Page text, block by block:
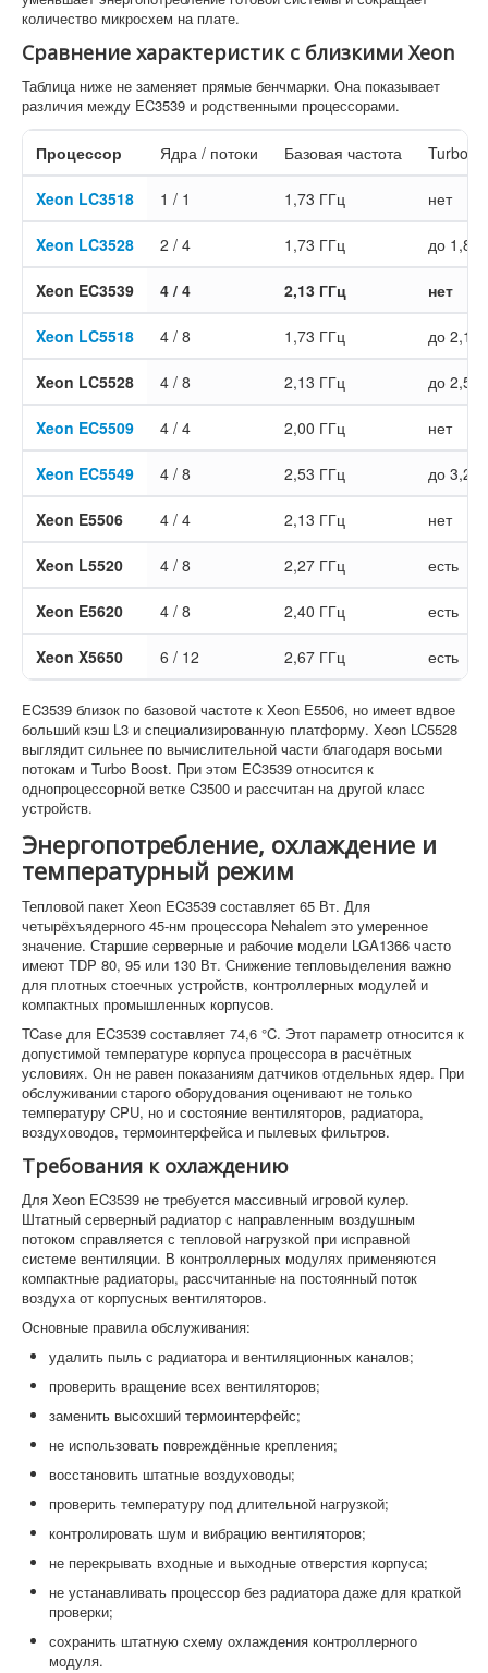
количество микросхем на плате.
Сравнение характеристик с близкими Xeon
Таблица ниже не заменяет прямые бенчмарки. Она показывает
различия между EC3539 и родственными процессорами.
Процессор Ядра / потоки Базовая частота Turbo
Xeon LC3518 1 / 1 1,73 ГГц нет
Xeon LC3528 2 / 4 1,73 ГГц до 1,87
Xeon EC3539 4 / 4 2,13 ГГц нет
Xeon LC5518 4 / 8 1,73 ГГц до 2,13
Xeon LC5528 4 / 8 2,13 ГГц до 2,53
Xeon EC5509 4 / 4 2,00 ГГц нет
Xeon EC5549 4 / 8 2,53 ГГц до 3,20
Xeon E5506 4 / 4 2,13 ГГц нет
Xeon L5520 4 / 8 2,27 ГГц есть
Xeon E5620 4 / 8 2,40 ГГц есть
Xeon X5650 6 / 12 2,67 ГГц есть
EC3539 близок по базовой частоте к Xeon E5506, но имеет вдвое
больший кэш L3 и специализированную платформу. Xeon LC5528
выглядит сильнее по вычислительной части благодаря восьми
потокам и Turbo Boost. При этом EC3539 относится к
однопроцессорной ветке C3500 и рассчитан на другой класс
устройств.
Энергопотребление, охлаждение и
температурный режим
Тепловой пакет Xeon EC3539 составляет 65 Вт. Для
четырёхъядерного 45-нм процессора Nehalem это умеренное
значение. Старшие серверные и рабочие модели LGA1366 часто
имеют TDP 80, 95 или 130 Вт. Снижение тепловыделения важно
для плотных стоечных устройств, контроллерных модулей и
компактных промышленных корпусов.
TCase для EC3539 составляет 74,6 °C. Этот параметр относится к
допустимой температуре корпуса процессора в расчётных
условиях. Он не равен показаниям датчиков отдельных ядер. При
обслуживании старого оборудования оценивают не только
температуру CPU, но и состояние вентиляторов, радиатора,
воздуховодов, термоинтерфейса и пылевых фильтров.
Требования к охлаждению
Для Xeon EC3539 не требуется массивный игровой кулер.
Штатный серверный радиатор с направленным воздушным
потоком справляется с тепловой нагрузкой при исправной
системе вентиляции. В контроллерных модулях применяются
компактные радиаторы, рассчитанные на постоянный поток
воздуха от корпусных вентиляторов.
Основные правила обслуживания:
удалить пыль с радиатора и вентиляционных каналов;
проверить вращение всех вентиляторов;
заменить высохший термоинтерфейс;
не использовать повреждённые крепления;
восстановить штатные воздуховоды;
проверить температуру под длительной нагрузкой;
контролировать шум и вибрацию вентиляторов;
не перекрывать входные и выходные отверстия корпуса;
не устанавливать процессор без радиатора даже для краткой
проверки;
сохранить штатную схему охлаждения контроллерного
модуля.